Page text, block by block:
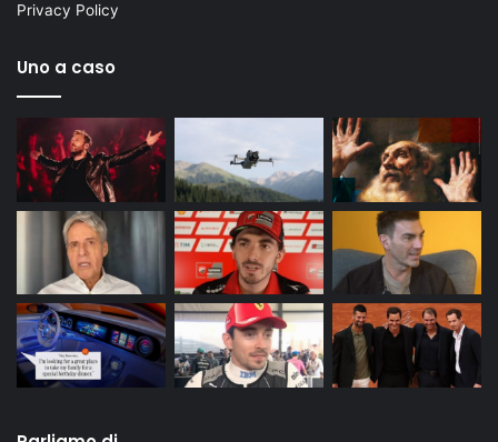
Privacy Policy
Uno a caso